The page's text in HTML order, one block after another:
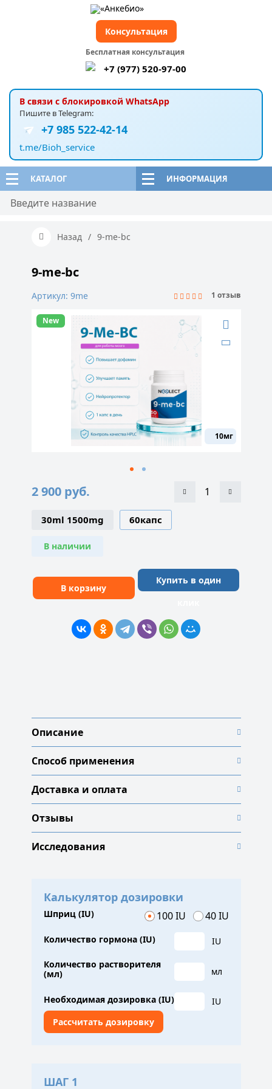
КАТАЛОГ ИНФОРМАЦИЯ
В связи с блокировкой WhatsApp
Пишите в Telegram:
+7 985 522-42-14
t.me/Bioh_service
Бесплатная консультация
+7 (977) 520-97-00
Консультация
Назад / 9-me-bc
9-me-bc
Артикул: 9me 1 отзыв
10мг
New
30ml 1500mg 60капс
2 900 руб.
В наличии
В корзину
Купить в один
Описание
Способ применения
Доставка и оплата
Отзывы
Исследования
Калькулятор дозировки
Шприц (IU) 100 IU 40 IU
Количество гормона (IU)
IU
Количество растворителя
(мл)
мл
Необходимая дозировка (IU) IU
ШАГ 1